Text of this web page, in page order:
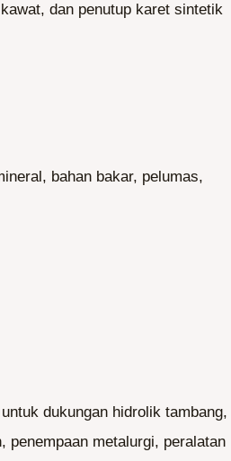
dan penutup karet sintetik
bahan bakar, pelumas,
dukungan hidrolik tambang,
metalurgi, peralatan